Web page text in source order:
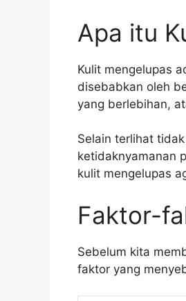
Apa itu
Kulit mengelupas
disebabkan oleh
yang berlebihan,
Selain terlihat
ketidaknyamanan
kulit mengelupas
Faktor-
Sebelum kita
faktor yang